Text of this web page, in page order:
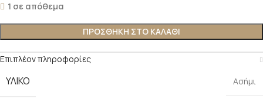
1 σε απόθεμα
ΠΡΟΣΘΉΚΗ ΣΤΟ ΚΑΛΆΘΙ
Επιπλέον πληροφορίες
ΥΛΙΚΌ Ασήμι